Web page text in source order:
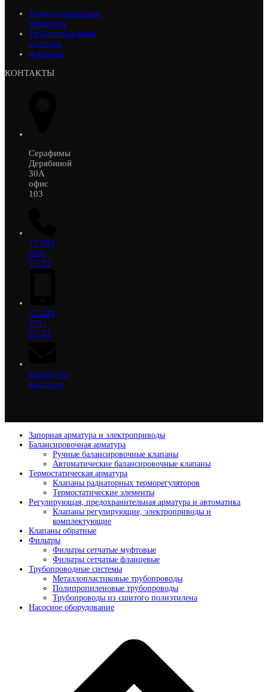
Термостатическая
арматура
Трубопроводные
системы
Фильтры
КОНТАКТЫ
Серафимы
Дерябиной
30А
офис
103
+7 982
654-
67-73
+7 343
271-
67-22
info@ovk-
snab.com
Запорная арматура и электроприводы
Балансировочная арматура
Ручные балансировочные клапаны
Автоматические балансировочные клапаны
Термостатическая арматура
Клапаны радиаторных терморегуляторов
Термостатические элементы
Регулирующая, предохранительная арматура и автоматика
Клапаны регулирующие, электроприводы и
комплектующие
Клапаны обратные
Фильтры
Фильтры сетчатые муфтовые
Фильтры сетчатые фланцевые
Трубопроводные системы
Металлопластиковые трубопроводы
Полипропиленовые трубопроводы
Трубопроводы из сшитого полиэтилена
Насосное оборудование